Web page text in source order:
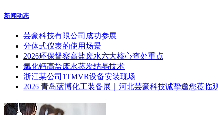
新闻动态
芸豪科技有限公司成功参展
分体式仪表的使用场景
2026环保督察高盐废水六大核心查处重点
氯化钙高盐废水蒸发结晶技术
浙江某公司1TMVR设备安装现场
2026 青岛蓝博化工装备展｜河北芸豪科技诚挚邀您莅临